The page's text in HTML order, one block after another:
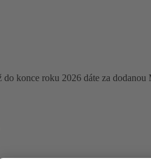
konce roku 2026 dáte za